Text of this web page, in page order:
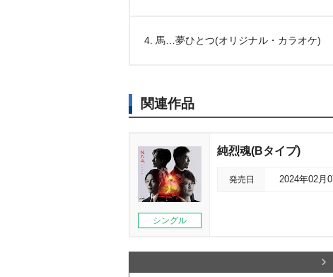
4. 馬…夢ひとつ(オリジナル・カラオケ)
関連作品
シングル
純烈魂(Bタイプ)
発売日 2024年02月